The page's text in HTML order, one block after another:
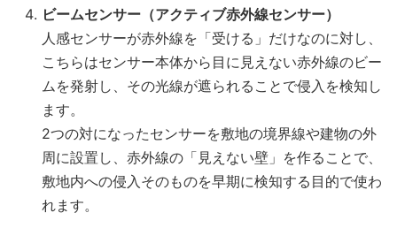
ビームセンサー（アクティブ赤外線センサー）
人感センサーが赤外線を「受ける」だけなのに対し、
こちらはセンサー本体から目に見えない赤外線のビー
ムを発射し、その光線が遮られることで侵入を検知し
ます。
2つの対になったセンサーを敷地の境界線や建物の外
周に設置し、赤外線の「見えない壁」を作ることで、
敷地内への侵入そのものを早期に検知する目的で使わ
れます。